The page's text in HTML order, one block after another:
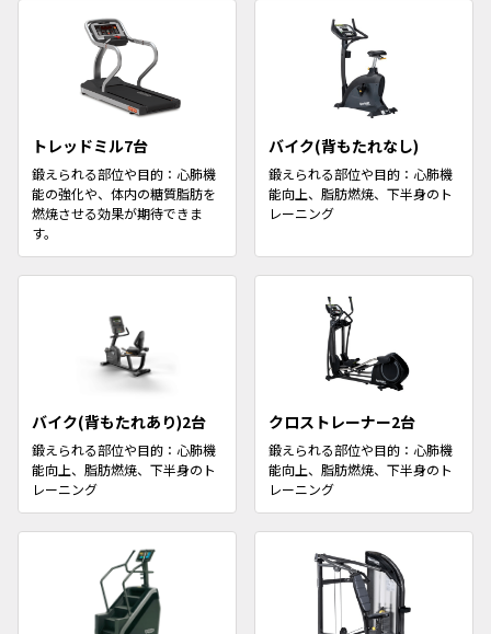
トレッドミル7台
鍛えられる部位や目的：心肺機
能の強化や、体内の糖質脂肪を
燃焼させる効果が期待できま
す。
バイク(背もたれなし)
鍛えられる部位や目的：心肺機
能向上、脂肪燃焼、下半身のト
レーニング
バイク(背もたれあり)2台
鍛えられる部位や目的：心肺機
能向上、脂肪燃焼、下半身のト
レーニング
クロストレーナー2台
鍛えられる部位や目的：心肺機
能向上、脂肪燃焼、下半身のト
レーニング